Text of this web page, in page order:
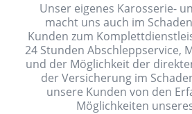
Unser eigenes Karosserie-
macht uns auch im
Kunden zum
24 Stunden Abschleppservice,
und der Möglichkeit der
der Versicherung im
unsere Kunden von den
Möglichkeiten